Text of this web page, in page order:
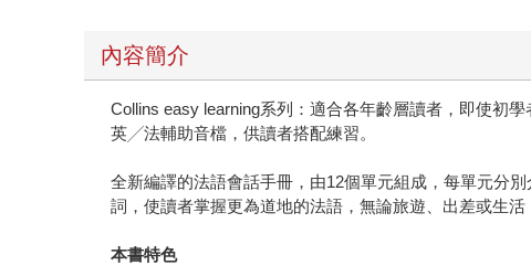
內容簡介
Collins easy learning系列：適合各年齡層讀者，即使初
英╱法輔助音檔，供讀者搭配練習。
全新編譯的法語會話手冊，由12個單元組成，每單元分
詞，使讀者掌握更為道地的法語，無論旅遊、出差或生活
本書特色